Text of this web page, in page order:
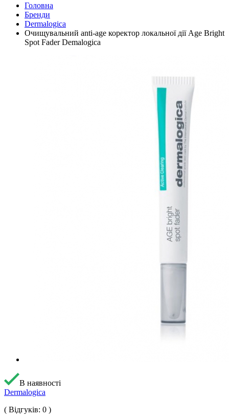
Головна
Бренди
Dermalogica
Очищувальний anti-age коректор локальної дії Age Bright
Spot Fаder Demalogica
В наявності
Dermalogica
( Відгуків: 0 )